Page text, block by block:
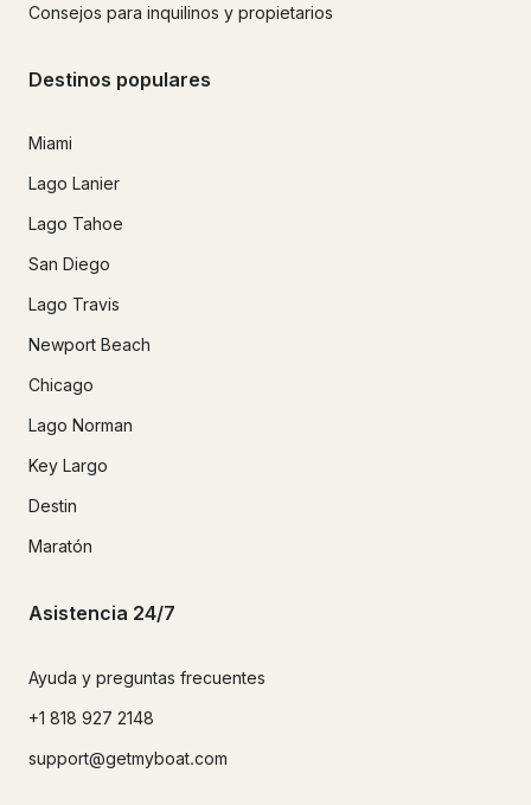
Consejos para inquilinos y propietarios
Destinos populares
Miami
Lago Lanier
Lago Tahoe
San Diego
Lago Travis
Newport Beach
Chicago
Lago Norman
Key Largo
Destin
Maratón
Asistencia 24/7
Ayuda y preguntas frecuentes
+1 818 927 2148
support@getmyboat.com